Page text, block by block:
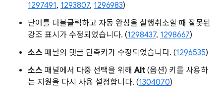
1297491, 1293807, 1296983)
단어를 더블클릭하고 자동 완성을 실행취소할 때 잘못된
강조 표시가 수정되었습니다. (1298437, 1298667)
소스 패널의 댓글 단축키가 수정되었습니다. (1296535)
소스 패널에서 다중 선택을 위해Alt (옵션) 키를 사용하
는 지원을 다시 사용 설정합니다. (1304070)